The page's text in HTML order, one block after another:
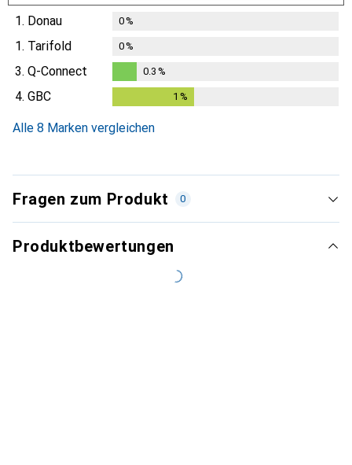
1. Donau 0%
1. Tarifold 0%
3. Q-Connect
0.3%
0.3 %
4. GBC 1 %
Alle 8 Marken vergleichen
Fragen zum Produkt 0
Produktbewertungen